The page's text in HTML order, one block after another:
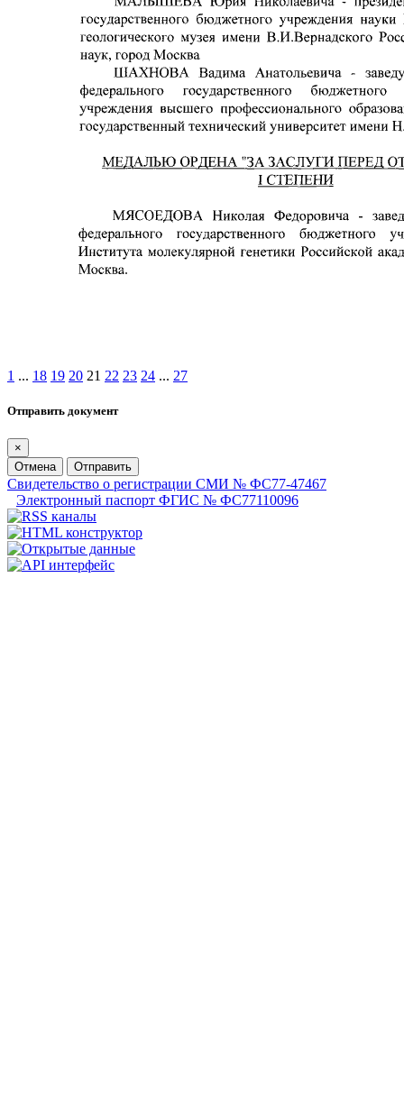
1 ... 18 19 20 21 22 23 24 ... 27
Отправить документ
×
Отмена
Отправить
Свидетельство о регистрации СМИ № ФС77-47467
Электронный паспорт ФГИС № ФС77110096